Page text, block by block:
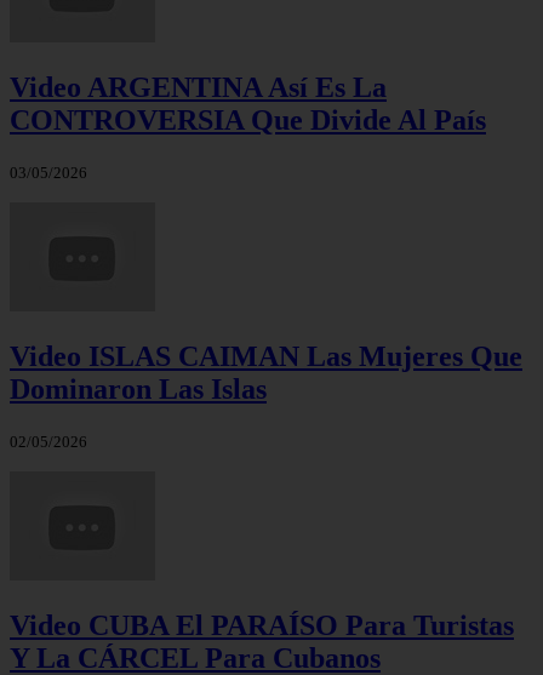
Video ARGENTINA Así Es La
CONTROVERSIA Que Divide Al País
03/05/2026
Video ISLAS CAIMAN Las Mujeres Que
Dominaron Las Islas
02/05/2026
Video CUBA El PARAÍSO Para Turistas
Y La CÁRCEL Para Cubanos